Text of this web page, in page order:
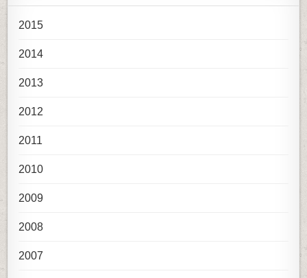
2015
2014
2013
2012
2011
2010
2009
2008
2007